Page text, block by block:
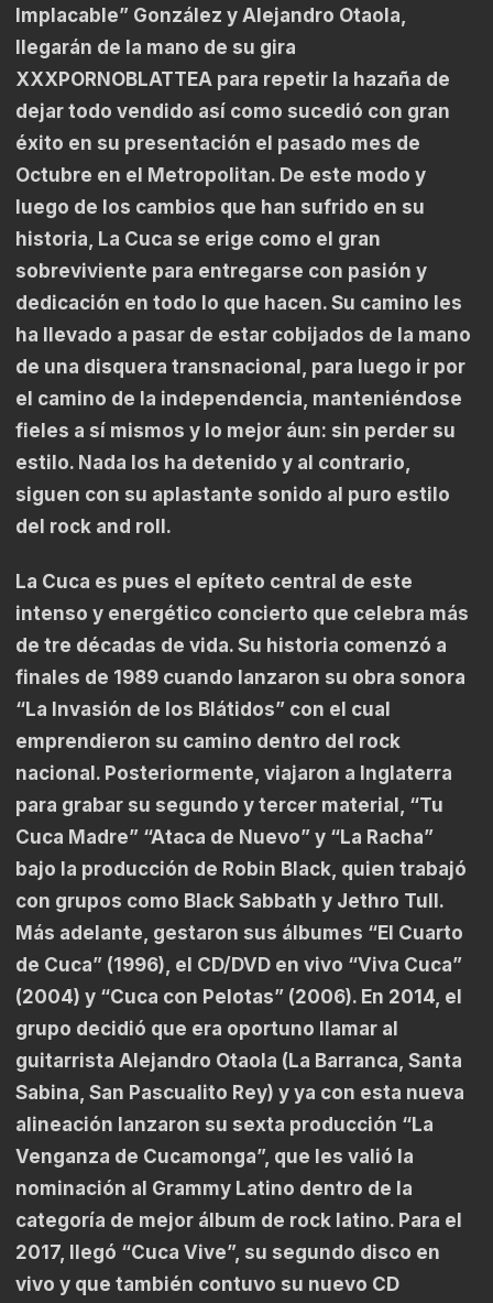
Implacable” González y Alejandro Otaola,
llegarán de la mano de su gira
XXXPORNOBLATTEA para repetir la hazaña de
dejar todo vendido así como sucedió con gran
éxito en su presentación el pasado mes de
Octubre en el Metropolitan. De este modo y
luego de los cambios que han sufrido en su
historia, La Cuca se erige como el gran
sobreviviente para entregarse con pasión y
dedicación en todo lo que hacen. Su camino les
ha llevado a pasar de estar cobijados de la mano
de una disquera transnacional, para luego ir por
el camino de la independencia, manteniéndose
fieles a sí mismos y lo mejor áun: sin perder su
estilo. Nada los ha detenido y al contrario,
siguen con su aplastante sonido al puro estilo
del rock and roll.
La Cuca es pues el epíteto central de este
intenso y energético concierto que celebra más
de tre décadas de vida. Su historia comenzó a
finales de 1989 cuando lanzaron su obra sonora
“La Invasión de los Blátidos” con el cual
emprendieron su camino dentro del rock
nacional. Posteriormente, viajaron a Inglaterra
para grabar su segundo y tercer material, “Tu
Cuca Madre” “Ataca de Nuevo” y “La Racha”
bajo la producción de Robin Black, quien trabajó
con grupos como Black Sabbath y Jethro Tull.
Más adelante, gestaron sus álbumes “El Cuarto
de Cuca” (1996), el CD/DVD en vivo “Viva Cuca”
(2004) y “Cuca con Pelotas” (2006). En 2014, el
grupo decidió que era oportuno llamar al
guitarrista Alejandro Otaola (La Barranca, Santa
Sabina, San Pascualito Rey) y ya con esta nueva
alineación lanzaron su sexta producción “La
Venganza de Cucamonga”, que les valió la
nominación al Grammy Latino dentro de la
categoría de mejor álbum de rock latino. Para el
2017, llegó “Cuca Vive”, su segundo disco en
vivo y que también contuvo su nuevo CD